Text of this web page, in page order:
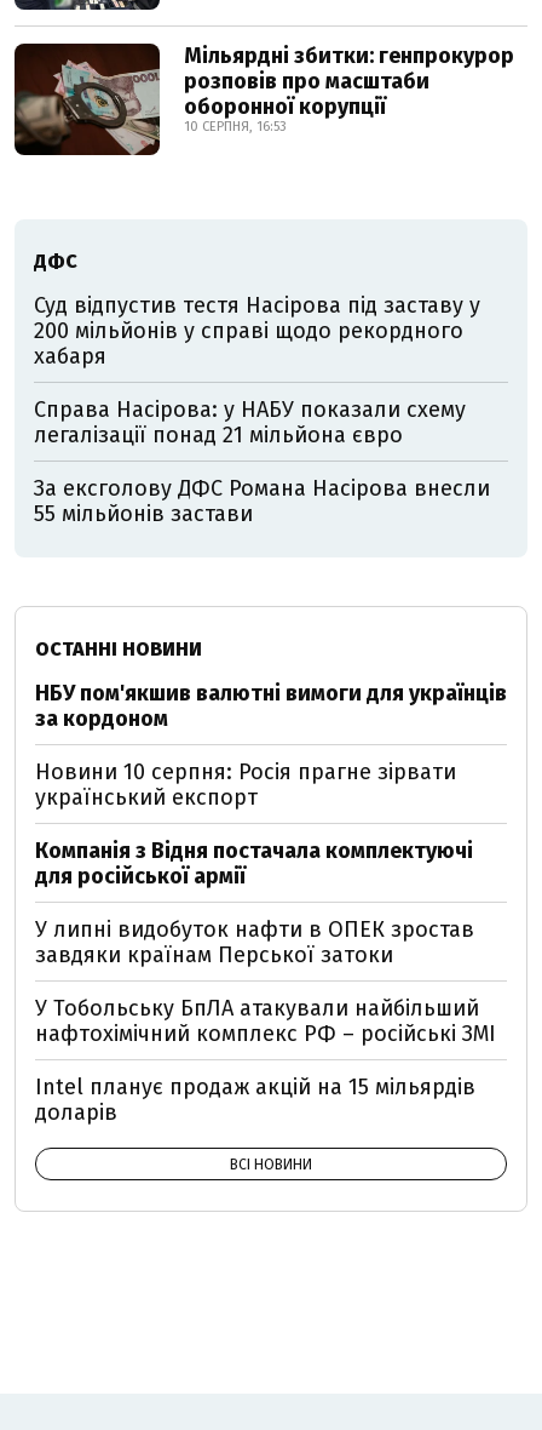
Мільярдні збитки: генпрокурор
розповів про масштаби
оборонної корупції
10 СЕРПНЯ, 16:53
ДФС
Суд відпустив тестя Насірова під заставу у
200 мільйонів у справі щодо рекордного
хабаря
Справа Насірова: у НАБУ показали схему
легалізації понад 21 мільйона євро
За ексголову ДФС Романа Насірова внесли
55 мільйонів застави
ОСТАННІ НОВИНИ
НБУ пом'якшив валютні вимоги для українців
за кордоном
Новини 10 серпня: Росія прагне зірвати
український експорт
Компанія з Відня постачала комплектуючі
для російської армії
У липні видобуток нафти в ОПЕК зростав
завдяки країнам Перської затоки
У Тобольську БпЛА атакували найбільший
нафтохімічний комплекс РФ – російські ЗМІ
Intel планує продаж акцій на 15 мільярдів
доларів
ВСІ НОВИНИ